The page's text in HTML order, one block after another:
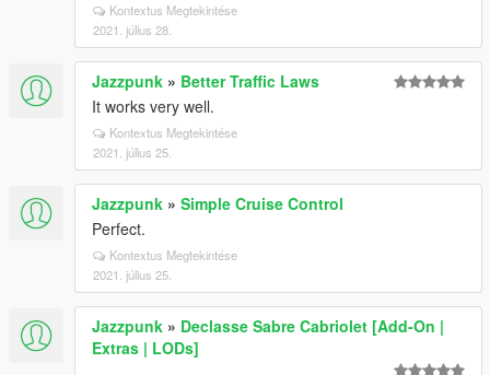
Kontextus Megtekintése
2021. július 28.
Jazzpunk » Better Traffic Laws
It works very well.
Kontextus Megtekintése
2021. július 25.
Jazzpunk » Simple Cruise Control
Perfect.
Kontextus Megtekintése
2021. július 25.
Jazzpunk » Declasse Sabre Cabriolet [Add-On |
Extras | LODs]